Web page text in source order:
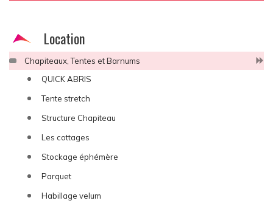
Location
Chapiteaux, Tentes et Barnums
QUICK ABRIS
Tente stretch
Structure Chapiteau
Les cottages
Stockage éphémère
Parquet
Habillage velum